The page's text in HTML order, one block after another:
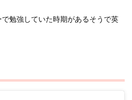
勉強していた時期があるそうで英